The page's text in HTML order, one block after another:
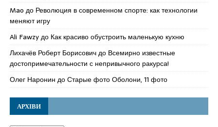
Mao до Революция в современном спорте: как технологии
меняют игру
Ali Fawzyдо Как красиво обустроить маленькую кухню
Лихачёв Роберт Борисовичдо Всемирно известные
достопримечательности с непривычного ракурса!
Олег Наронин доСтарые фото Оболони, 11 фото
АРХІВИ